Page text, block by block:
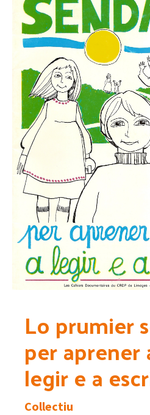
Lo prumier
per aprener
legir e a
Collectiu